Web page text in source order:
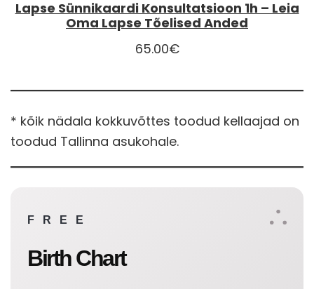
Lapse Sünnikaardi Konsultatsioon 1h – Leia
Oma Lapse Tõelised Anded
65.00€
* kõik nädala kokkuvõttes toodud kellaajad on
toodud Tallinna asukohale.
FREE
Birth Chart